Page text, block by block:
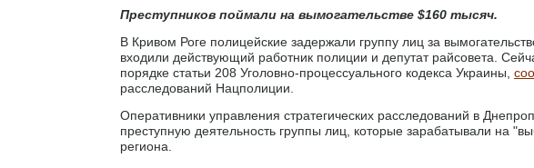
Преступников поймали на вымогательстве $160 тысяч.
В Кривом Роге полицейские задержали группу лиц за
входили действующий работник полиции и депутат райсовета.
порядке статьи 208 Уголовно-процессуального кодекса Украины,
расследований Нацполиции.
Оперативники управления стратегических расследований в
преступную деятельность группы лиц, которые зарабатывали на
региона.